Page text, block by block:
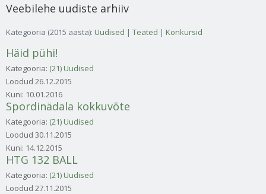
Veebilehe uudiste arhiiv
Kategooria (2015 aasta): Uudised | Teated | Konkursid
Häid pühi!
Kategooria: (21) Uudised
Loodud 26.12.2015
Kuni: 10.01.2016
Spordinädala kokkuvõte
Kategooria: (21) Uudised
Loodud 30.11.2015
Kuni: 14.12.2015
HTG 132 BALL
Kategooria: (21) Uudised
Loodud 27.11.2015